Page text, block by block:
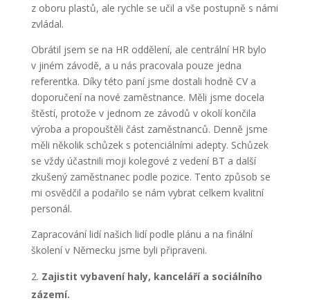
z oboru plastů, ale rychle se učil a vše postupně s námi
zvládal.
Obrátil jsem se na HR oddělení, ale centrální HR bylo
v jiném závodě, a u nás pracovala pouze jedna
referentka. Díky této paní jsme dostali hodně CV a
doporučení na nové zaměstnance. Měli jsme docela
štěstí, protože v jednom ze závodů v okolí končila
výroba a propouštěli část zaměstnanců. Denně jsme
měli několik schůzek s potenciálními adepty. Schůzek
se vždy účastnili moji kolegové z vedení BT a další
zkušený zaměstnanec podle pozice. Tento způsob se
mi osvědčil a podařilo se nám vybrat celkem kvalitní
personál.
Zapracování lidí našich lidí podle plánu a na finální
školení v Německu jsme byli připraveni.
Zajistit vybavení haly, kanceláří a sociálního
zázemí.